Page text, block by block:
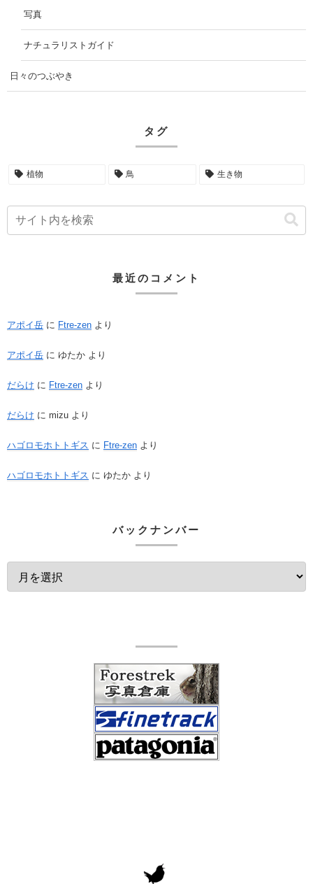
写真
ナチュラリストガイド
日々のつぶやき
タグ
植物 鳥 生き物
最近のコメント
アポイ岳 に Ftre-zen より
アポイ岳 に ゆたか より
だらけ に Ftre-zen より
だらけ に mizu より
ハゴロモホトトギス に Ftre-zen より
ハゴロモホトトギス に ゆたか より
バックナンバー